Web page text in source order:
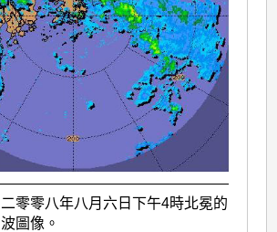
二零零八年八月六日下午4時北冕的雷達回
波圖像。